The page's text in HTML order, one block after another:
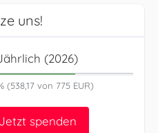
uns!
(2026)
(538,17 von 775 EUR)
Jetzt spenden